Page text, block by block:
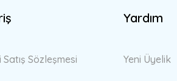
Sözleşmesi
Yardım
Yeni Üyelik